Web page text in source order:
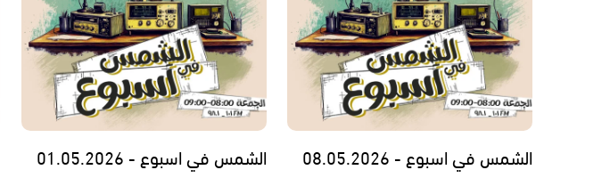
الشمس في اسبوع - 08.05.2026 الشمس في اسبوع - 01.05.2026